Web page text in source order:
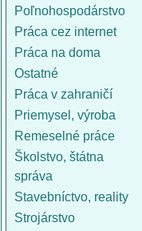
Poľnohospodárstvo
Práca cez internet
Práca na doma
Ostatné
Práca v zahraničí
Priemysel, výroba
Remeselné práce
Školstvo, štátna
správa
Stavebníctvo, reality
Strojárstvo